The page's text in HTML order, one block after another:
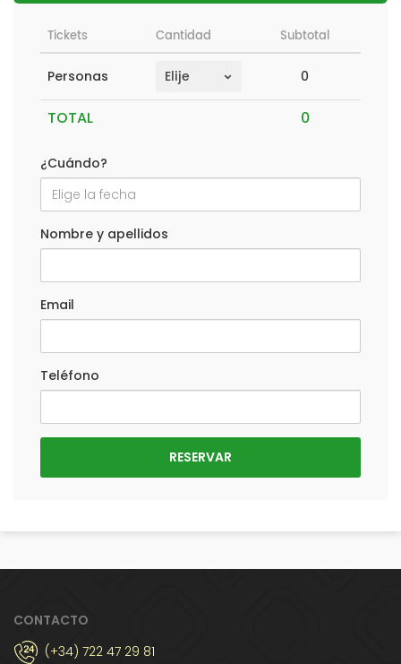
Tickets Cantidad Subtotal
TOTAL
Personas 0
¿Cuándo?
Nombre y apellidos
Email
Teléfono
CONTACTO
(+34) 722 47 29 81